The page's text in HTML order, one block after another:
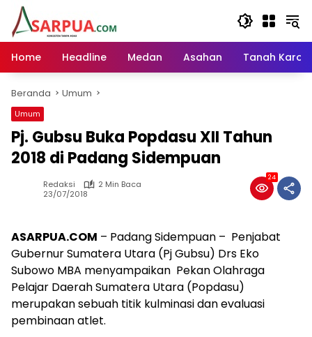
Langsung
konten
Home
Headline Medan Asahan Tanah Karo
Beranda Umum
Umum
Pj. Gubsu Buka Popdasu XII Tahun
2018 di Padang Sidempuan
Redaksi
2 Min Baca
23/07/2018
24
ASARPUA.COM – Padang Sidempuan – Penjabat
Gubernur Sumatera Utara (Pj Gubsu) Drs Eko
Subowo MBA menyampaikan Pekan Olahraga
Pelajar Daerah Sumatera Utara (Popdasu)
merupakan sebuah titik kulminasi dan evaluasi
pembinaan atlet.